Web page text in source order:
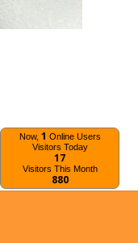
Now, 1 Online Users
Visitors Today
17
Visitors This Month
880